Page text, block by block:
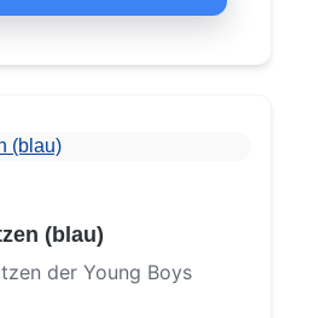
(blau)
der Young Boys